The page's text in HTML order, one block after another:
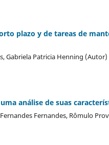
plazo y de tareas de
Gabriela Patricia Henning (Autor)
análise de suas
Fernandes, Rômulo